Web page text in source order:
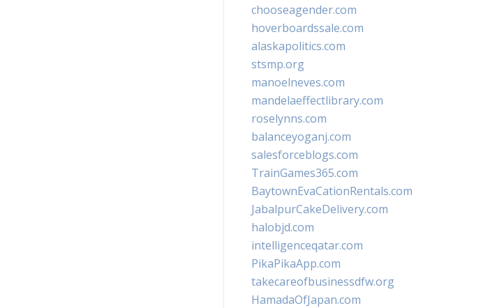
chooseagender.com
hoverboardssale.com
alaskapolitics.com
stsmp.org
manoelneves.com
mandelaeffectlibrary.com
roselynns.com
balanceyoganj.com
salesforceblogs.com
TrainGames365.com
BaytownEvaCationRentals.com
JabalpurCakeDelivery.com
halobjd.com
intelligenceqatar.com
PikaPikaApp.com
takecareofbusinessdfw.org
HamadaOfJapan.com